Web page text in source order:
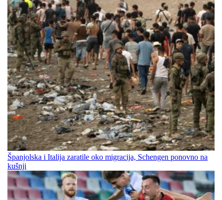
Španjolska i Italija zaratile oko migracija, Schengen ponovno na
kušnji